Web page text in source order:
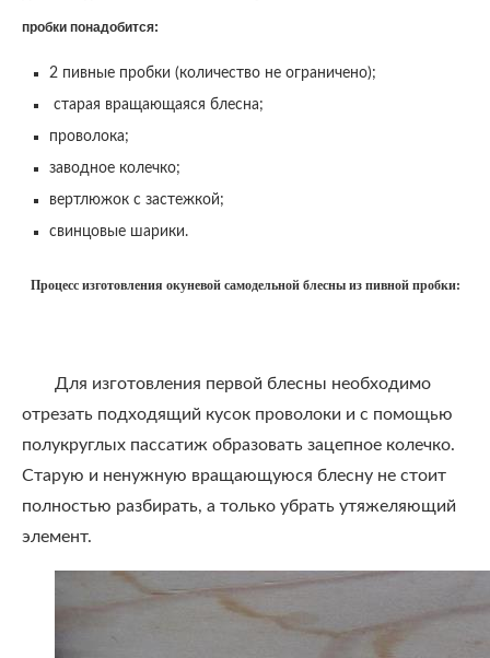
пробки понадобится:
2 пивные пробки (количество не ограничено);
старая вращающаяся блесна;
проволока;
заводное колечко;
вертлюжок с застежкой;
свинцовые шарики.
Процесс изготовления окуневой самодельной блесны из пивной пробки:
Для изготовления первой блесны необходимо
отрезать подходящий кусок проволоки и с помощью
полукруглых пассатиж образовать зацепное колечко.
Старую и ненужную вращающуюся блесну не стоит
полностью разбирать, а только убрать утяжеляющий
элемент.